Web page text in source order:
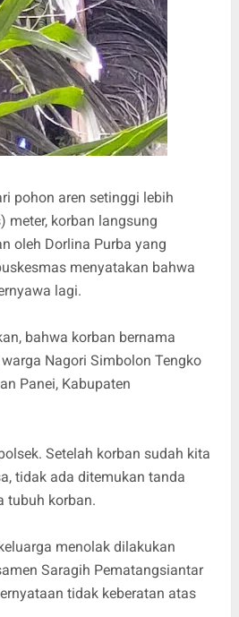
pohon aren setinggi lebih
meter, korban langsung
oleh Dorlina Purba yang
menyatakan bahwa
lagi.
bahwa korban bernama
Nagori Simbolon Tengko
Panei, Kabupaten
Setelah korban sudah kita
tidak ada ditemukan tanda
tubuh korban.
menolak dilakukan
Saragih Pematangsiantar
tidak keberatan atas